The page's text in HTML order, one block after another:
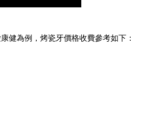
為例，烤瓷牙價格收費參考如下：